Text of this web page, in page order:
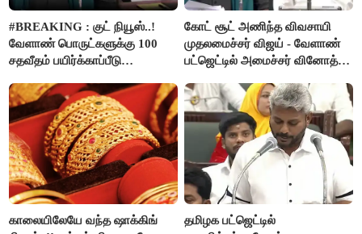
#BREAKING : குட் நியூஸ்..!
வேளாண் பொருட்களுக்கு 100
சதவீதம் பயிர்க்காப்பீடு
வினோத்..!
கோட் சூட் அணிந்த விவசாயி
முதலமைச்சர் விஜய் - வேளாண்
பட்ஜெட்டில் அமைச்சர் வினோத்
காலையிலேயே வந்த ஷாக்கிங்
தமிழக பட்ஜெட்டில்